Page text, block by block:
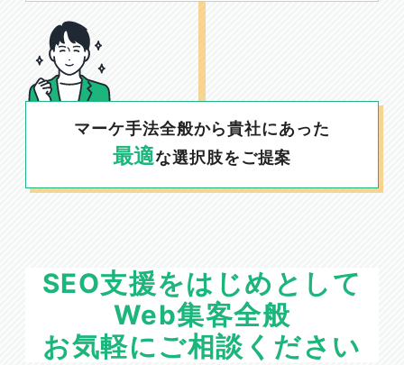
マーケ手法全般から貴社にあった
最適な選択肢をご提案
SEO支援をはじめとして
Web集客全般
お気軽にご相談ください